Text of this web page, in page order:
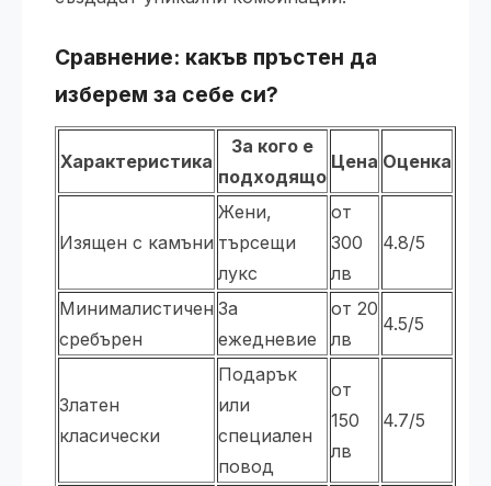
Сравнение: какъв пръстен да
изберем за себе си?
Характеристика
За кого е
подходящо
Цена Оценка
Изящен с камъни
Жени,
търсещи
лукс
от
300
лв
4.8/5
Минималистичен
сребърен
За
ежедневие
от 20
лв
4.5/5
Златен
класически
Подарък
или
специален
повод
от
150
лв
4.7/5